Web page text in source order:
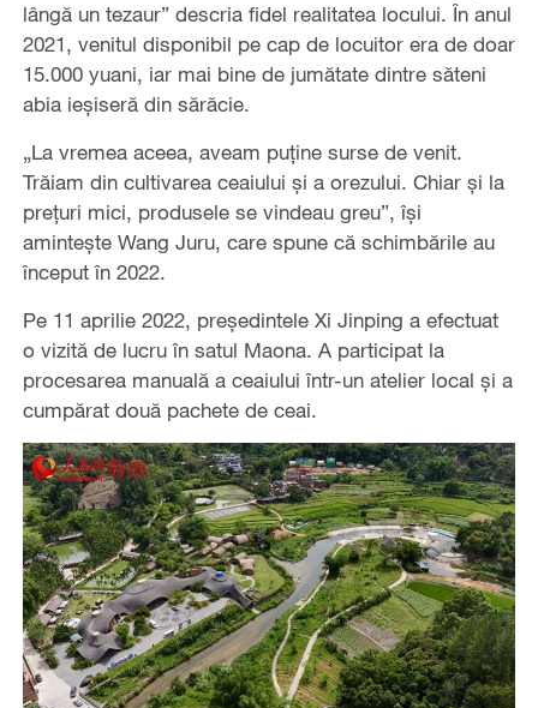
lângă un tezaur” descria fidel realitatea locului. În anul
2021, venitul disponibil pe cap de locuitor era de doar
15.000 yuani, iar mai bine de jumătate dintre săteni
abia ieșiseră din sărăcie.
„La vremea aceea, aveam puține surse de venit.
Trăiam din cultivarea ceaiului și a orezului. Chiar și la
prețuri mici, produsele se vindeau greu”, își
amintește Wang Juru, care spune că schimbările au
început în 2022.
Pe 11 aprilie 2022, președintele Xi Jinping a efectuat
o vizită de lucru în satul Maona. A participat la
procesarea manuală a ceaiului într-un atelier local și a
cumpărat două pachete de ceai.